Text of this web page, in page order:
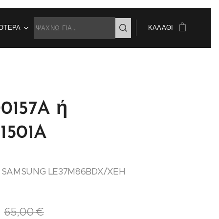
ΚΑΛΆΘΙ
ή
LE37M86BDX/XEH
65,00€